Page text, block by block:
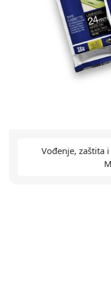
Vođenje, zaštita